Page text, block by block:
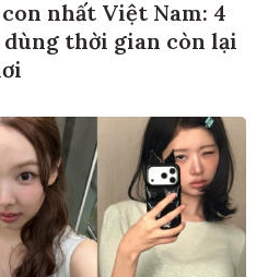
nhất Việt Nam: 4
dùng thời gian còn lại